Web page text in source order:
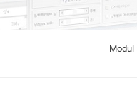
Modul